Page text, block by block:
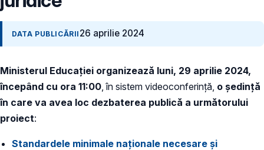
DATA PUBLICĂRII 26 aprilie 2024
Ministerul Educației organizează luni, 29 aprilie 2024,
începând cu ora 11:00 , în sistem videoconferință, o ședință
în care va avea loc dezbaterea publică a următorului
proiect:
Standardele minimale naționale necesare și